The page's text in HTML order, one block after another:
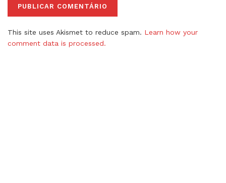
This site uses Akismet to reduce spam. Learn how your
comment data is processed.